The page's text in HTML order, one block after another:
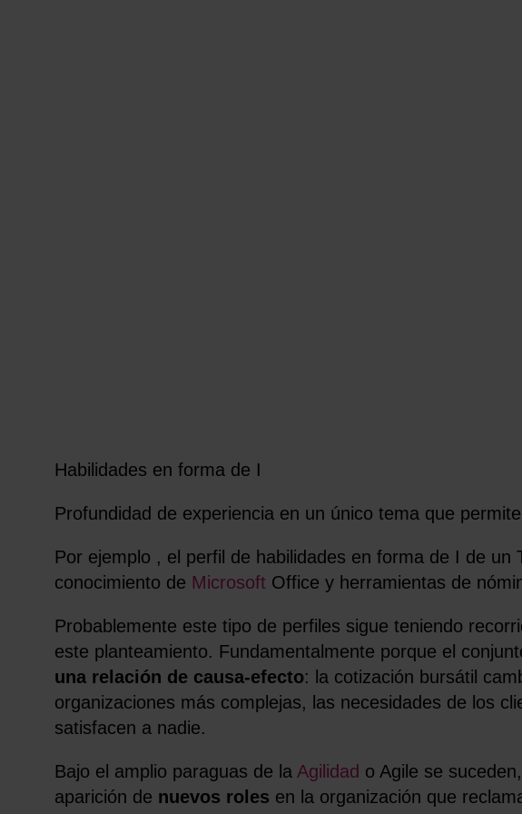
Habilidades en forma de I
Profundidad de experiencia en un único tema que
Por ejemplo , el perfil de habilidades en forma de I de
conocimiento de Microsoft Office y herramientas de
Probablemente este tipo de perfiles sigue teniendo
este planteamiento. Fundamentalmente porque el
una relación de causa-efecto: la cotización bursátil
organizaciones más complejas, las necesidades de los
satisfacen a nadie.
Bajo el amplio paraguas de la Agilidad o Agile se
aparición de nuevos roles en la organización que